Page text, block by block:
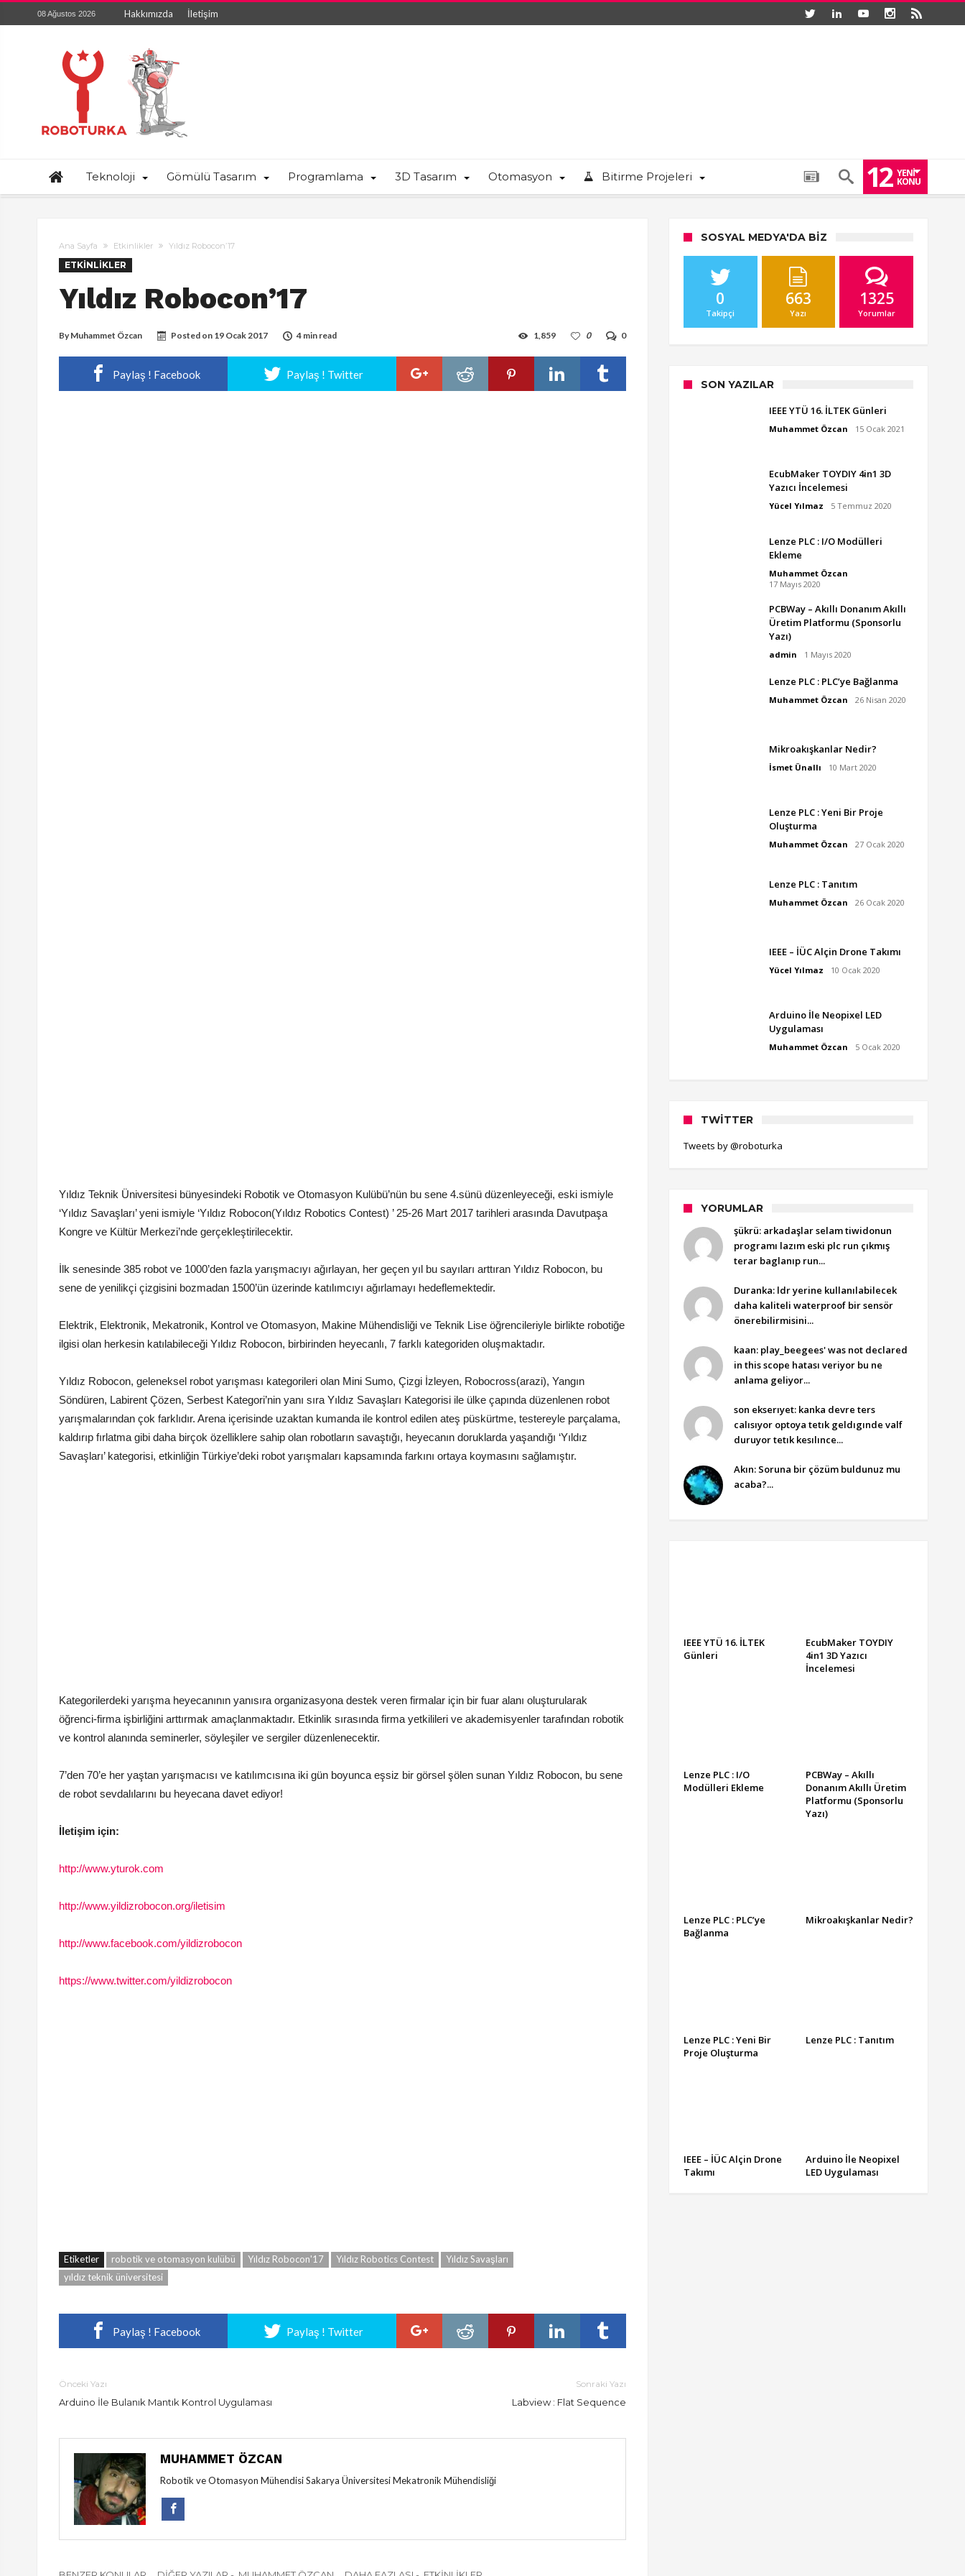
08 Ağustos 2026 Hakkımızda İletişim
Teknoloji Gömülü Tasarım Programlama 3D Tasarım Otomasyon Bitirme Projeleri 12 YENI
KONU
Ana Sayfa Etkinlikler Yıldız Robocon’17
ETKINLIKLER
Yıldız Robocon’17
By Muhammet Özcan Posted on 19 Ocak 2017 4 min read 0
0
1,859
Paylaş ! Facebook Paylaş ! Twitter
Yıldız Teknik Üniversitesi bünyesindeki Robotik ve Otomasyon Kulübü’nün bu sene 4.sünü düzenleyeceği, eski ismiyle
‘Yıldız Savaşları’ yeni ismiyle ‘Yıldız Robocon(Yıldız Robotics Contest) ’ 25-26 Mart 2017 tarihleri arasında Davutpaşa
Kongre ve Kültür Merkezi’nde gerçekleştirilecektir.
İlk senesinde 385 robot ve 1000’den fazla yarışmacıyı ağırlayan, her geçen yıl bu sayıları arttıran Yıldız Robocon, bu
sene de yenilikçi çizgisini bozmadan 1500’ün üzerinde katılımcıyı ağırlamayı hedeflemektedir.
Elektrik, Elektronik, Mekatronik, Kontrol ve Otomasyon, Makine Mühendisliği ve Teknik Lise öğrencileriyle birlikte robotiğe
ilgisi olan herkesin katılabileceği Yıldız Robocon, birbirinden heyecanlı, 7 farklı kategoriden oluşmaktadır.
Yıldız Robocon, geleneksel robot yarışması kategorileri olan Mini Sumo, Çizgi İzleyen, Robocross(arazi), Yangın
Söndüren, Labirent Çözen, Serbest Kategori’nin yanı sıra Yıldız Savaşları Kategorisi ile ülke çapında düzenlenen robot
yarışmalarından çok farklıdır. Arena içerisinde uzaktan kumanda ile kontrol edilen ateş püskürtme, testereyle parçalama,
kaldırıp fırlatma gibi daha birçok özelliklere sahip olan robotların savaştığı, heyecanın doruklarda yaşandığı ‘Yıldız
Savaşları’ kategorisi, etkinliğin Türkiye’deki robot yarışmaları kapsamında farkını ortaya koymasını sağlamıştır.
Kategorilerdeki yarışma heyecanının yanısıra organizasyona destek veren firmalar için bir fuar alanı oluşturularak
öğrenci-firma işbirliğini arttırmak amaçlanmaktadır. Etkinlik sırasında firma yetkilileri ve akademisyenler tarafından robotik
ve kontrol alanında seminerler, söyleşiler ve sergiler düzenlenecektir.
7’den 70’e her yaştan yarışmacısı ve katılımcısına iki gün boyunca eşsiz bir görsel şölen sunan Yıldız Robocon, bu sene
de robot sevdalılarını bu heyecana davet ediyor!
İletişim için:
http://www.yturok.com
http://www.yildizrobocon.org/iletisim
http://www.facebook.com/yildizrobocon
https://www.twitter.com/yildizrobocon
Etiketler robotik ve otomasyon kulübü Yıldız Robocon'17 Yıldız Robotics Contest
Yıldız Savaşları
yıldız teknik üniversitesi
Paylaş ! Facebook Paylaş ! Twitter
Önceki Yazı
Arduino İle Bulanık Mantık Kontrol Uygulaması
Sonraki Yazı
Labview : Flat Sequence
MUHAMMET ÖZCAN
Robotik ve Otomasyon Mühendisi Sakarya Üniversitesi Mekatronik Mühendisliği
SOSYAL MEDYA'DA BIZ
0
Takipçi
663
Yazı
1325
Yorumlar
SON YAZILAR
IEEE YTÜ 16. İLTEK Günleri
Muhammet Özcan 15 Ocak 2021
EcubMaker TOYDIY 4in1 3D
Yazıcı İncelemesi
Yücel Yılmaz 5 Temmuz 2020
Lenze PLC : I/O Modülleri
Ekleme
Muhammet Özcan
17 Mayıs 2020
PCBWay – Akıllı Donanım Akıllı
Üretim Platformu (Sponsorlu
Yazı)
admin 1 Mayıs 2020
Lenze PLC : PLC’ye Bağlanma
Muhammet Özcan 26 Nisan 2020
Mikroakışkanlar Nedir?
İsmet Ünallı 10 Mart 2020
Lenze PLC : Yeni Bir Proje
Oluşturma
Muhammet Özcan 27 Ocak 2020
Lenze PLC : Tanıtım
Muhammet Özcan 26 Ocak 2020
IEEE – İÜC Alçin Drone Takımı
Yücel Yılmaz 10 Ocak 2020
Arduino İle Neopixel LED
Uygulaması
Muhammet Özcan 5 Ocak 2020
TWITTER
Tweets by @roboturka
YORUMLAR
şükrü: arkadaşlar selam tiwidonun
programı lazım eski plc run çıkmış
terar baglanıp run...
Duranka: ldr yerine kullanılabilecek
daha kaliteli waterproof bir sensör
önerebilirmisini...
kaan: play_beegees' was not declared
in this scope hatası veriyor bu ne
anlama geliyor...
son ekserıyet: kanka devre ters
calısıyor optoya tetık geldıgınde valf
duruyor tetık kesılınce...
Akın: Soruna bir çözüm buldunuz mu
acaba?...
IEEE YTÜ 16. İLTEK
Günleri
EcubMaker TOYDIY
4in1 3D Yazıcı
İncelemesi
Lenze PLC : I/O
Modülleri Ekleme
PCBWay – Akıllı
Donanım Akıllı Üretim
Platformu (Sponsorlu
Yazı)
Lenze PLC : PLC’ye
Bağlanma
Mikroakışkanlar Nedir?
Lenze PLC : Yeni Bir
Proje Oluşturma
Lenze PLC : Tanıtım
IEEE – İÜC Alçin Drone
Takımı
Arduino İle Neopixel
LED Uygulaması